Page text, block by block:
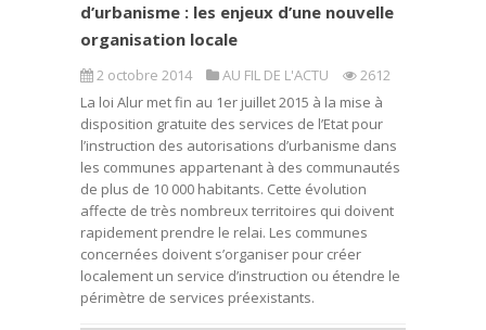
d’urbanisme : les enjeux d’une nouvelle
organisation locale
2 octobre 2014 AU FIL DE L'ACTU
2612
La loi Alur met fin au 1er juillet 2015 à la mise à
disposition gratuite des services de l’Etat pour
l’instruction des autorisations d’urbanisme dans
les communes appartenant à des communautés
de plus de 10 000 habitants. Cette évolution
affecte de très nombreux territoires qui doivent
rapidement prendre le relai. Les communes
concernées doivent s’organiser pour créer
localement un service d’instruction ou étendre le
périmètre de services préexistants.